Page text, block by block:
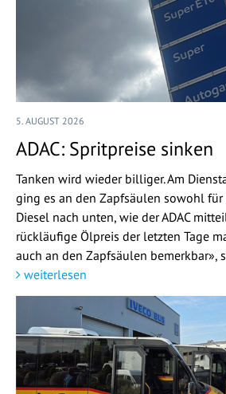
5. AUGUST 2026
ADAC: Spritpreise sinken
Tanken wird wieder billiger. Am
ging es an den Zapfsäulen sowohl
Diesel nach unten, wie der ADAC
rückläufige Ölpreis der letzten Tage
auch an den Zapfsäulen bemerkbar»,
weiterlesen